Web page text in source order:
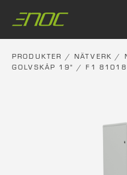
content
PRODUKTER / NÄTVERK /
GOLVSKÅP 19" / F1